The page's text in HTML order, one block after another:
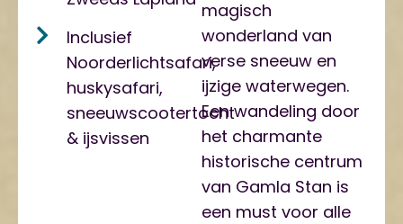
Inclusief
Noorderlichtsafari,
huskysafari,
sneeuwscootertocht
& ijsvissen
magisch
wonderland van
verse sneeuw en
ijzige waterwegen.
Een wandeling door
het charmante
historische centrum
van Gamla Stan is
een must voor alle